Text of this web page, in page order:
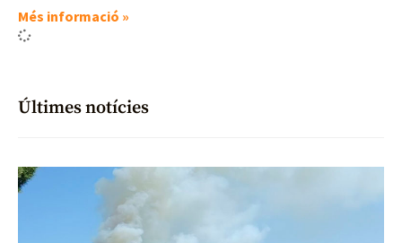
Més informació »
Últimes notícies